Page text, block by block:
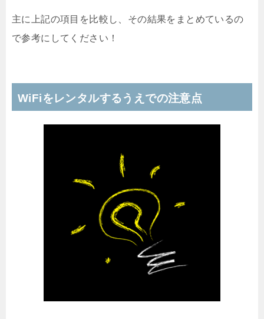
主に上記の項目を比較し、その結果をまとめているの
で参考にしてください！
WiFiをレンタルするうえでの注意点